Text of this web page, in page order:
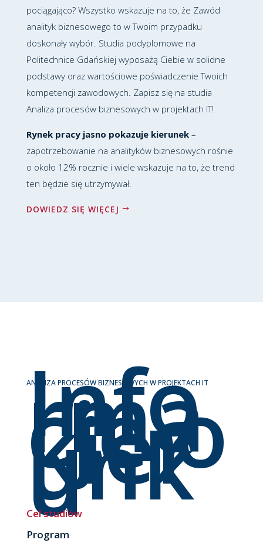
pociągająco? Wszystko wskazuje na to, że Zawód
analityk biznesowego to w Twoim przypadku
doskonały wybór. Studia podyplomowe na
Politechnice Gdańskiej wyposażą Ciebie w solidne
podstawy oraz wartościowe poświadczenie Twoich
kompetencji zawodowych. Zapisz się na studia
Analiza procesów biznesowych w projektach IT!
Rynek pracy jasno pokazuje kierunek–
zapotrzebowanie na analityków biznesowych rośnie
o około 12% rocznie i wiele wskazuje na to, że trend
ten będzie się utrzymywał.
DOWIEDZ SIĘ WIĘCEJ
ANALIZA PROCESÓW BIZNESOWYCH W PROJEKTACH IT
Info
rma
cje o
kier
unk
u
Cel studiów
Program